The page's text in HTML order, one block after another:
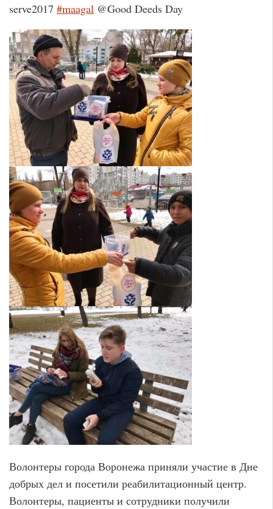
serve2017 #maagal @Good Deeds Day
Волонтеры города Воронежа приняли участие в Дне
добрых дел и посетили реабилитационный центр.
Волонтеры, пациенты и сотрудники получили